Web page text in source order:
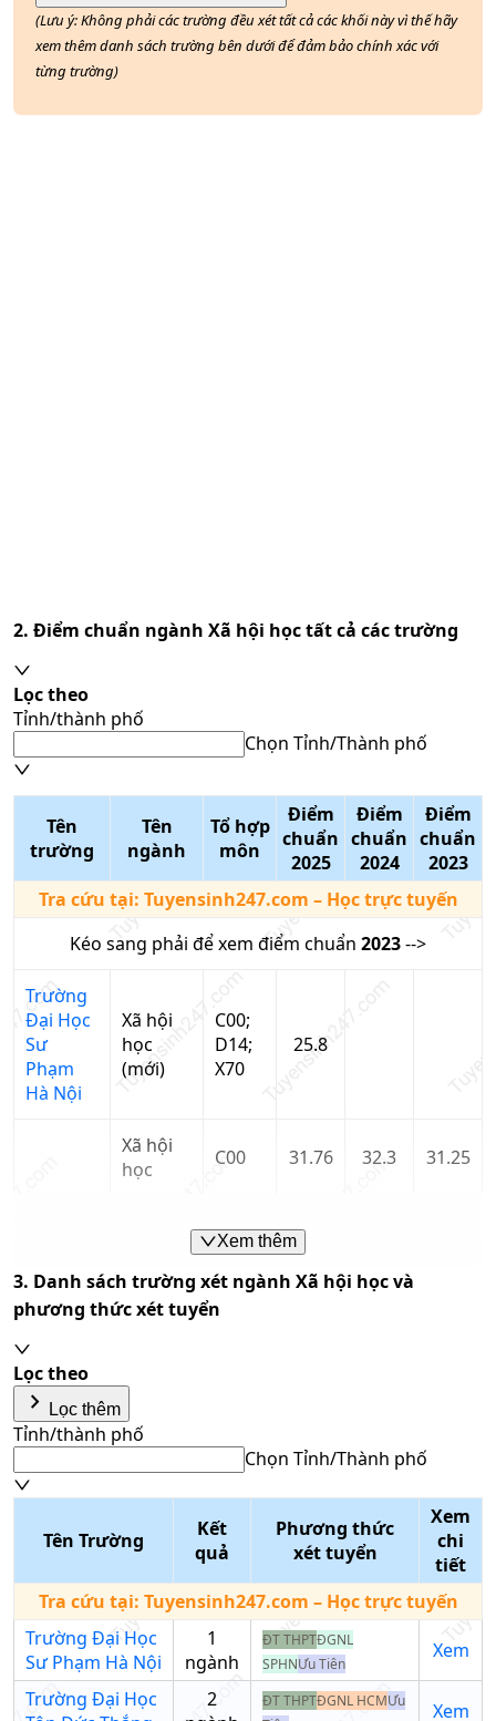
(Lưu ý: Không phải các trường đều xét tất cả các khối này vì thế hãy
xem thêm danh sách trường bên dưới để đảm bảo chính xác với
từng trường)
2. Điểm chuẩn ngành Xã hội họctất cả các trường
Lọc theo
Tỉnh/thành phố
Chọn Tỉnh/Thành phố
Tên
trường
Tên
ngành
Tổ hợp
môn
Điểm
chuẩn
2025
Điểm
chuẩn
2024
Điểm
chuẩn
2023
Tra cứu tại: Tuyensinh247.com – Học trực tuyến
Kéo sang phải để xem điểm chuẩn 2023-->
Trường
Đại Học
Sư
Phạm
Hà Nội
Xã hội
học
(mới)
C00;
D14;
X70
25.8
Trường
Đại Học
Tôn Đức
Xã hội
học
C00 31.76 32.3 31.25
C02
31.26
Xã hội
C01;
C03;
Xã hội
học -
Chương
trình
D01;
27.61
học -
Chương
trình
tiên tiến
C00 28.11
Xem thêm
3. Danh sách trường xét ngành Xã hội họcvà
phương thức xét tuyển
Lọc theo
keyboard_arrow_right Lọc thêm
Tỉnh/thành phố
Chọn Tỉnh/Thành phố
Nhập tên tổ hợp/mã tổ hợp
Phương thức xét tuyển
Chọn phương thức xét
tuyển
Trường học
Nhập tên trường/mã
trường
Tên Trường
Kết
quả
Phương thức
xét tuyển
Xem
chi
tiết
Tra cứu tại: Tuyensinh247.com – Học trực tuyến
Trường Đại Học
Sư Phạm Hà Nội
1
ngành
ĐT THPTĐGNL
SPHNƯu Tiên
Xem
Trường Đại Học
2
ĐT THPTĐGNL HCMƯu
Xem